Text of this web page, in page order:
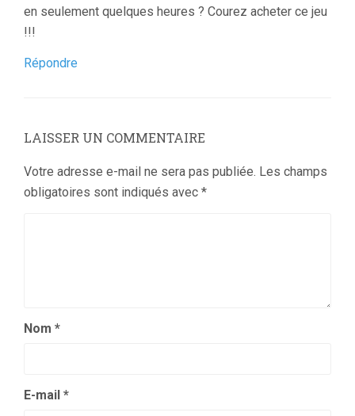
en seulement quelques heures ? Courez acheter ce jeu
!!!
Répondre
LAISSER UN COMMENTAIRE
Votre adresse e-mail ne sera pas publiée. Les champs
obligatoires sont indiqués avec *
Nom *
E-mail *